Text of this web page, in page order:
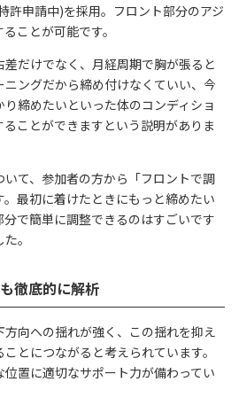
許申請中)を採用。フロント部分のアジ
ことが可能です。
だけでなく、月経周期で胸が張ると
ングだから締め付けなくていい、今
締めたいといった体のコンディショ
ことができますという説明がありま
て、参加者の方から「フロントで調
最初に着けたときにもっと締めたい
で簡単に調整できるのはすごいです
。
徹底的に解析
向への揺れが強く、この揺れを抑え
とにつながると考えられています。
置に適切なサポート力が備わってい